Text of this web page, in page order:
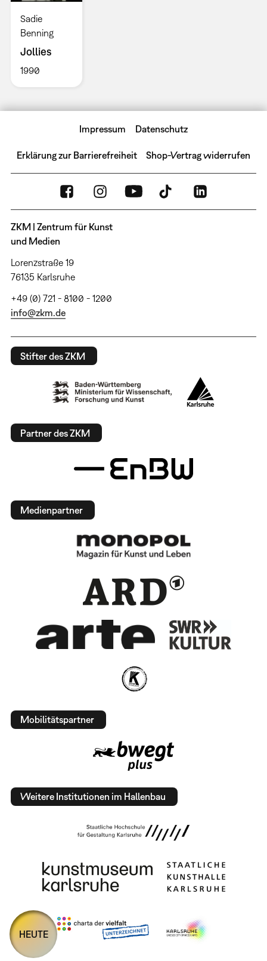
Sadie
Benning
Jollies
1990
Impressum Datenschutz
Erklärung zur Barrierefreiheit Shop-Vertrag widerrufen
ZKM | Zentrum für Kunst
und Medien
Lorenzstraße 19
76135 Karlsruhe
+49 (0) 721 - 8100 - 1200
info@zkm.de
Stifter des ZKM
Partner des ZKM
Medienpartner
Mobilitätspartner
Weitere Institutionen im Hallenbau
HEUTE